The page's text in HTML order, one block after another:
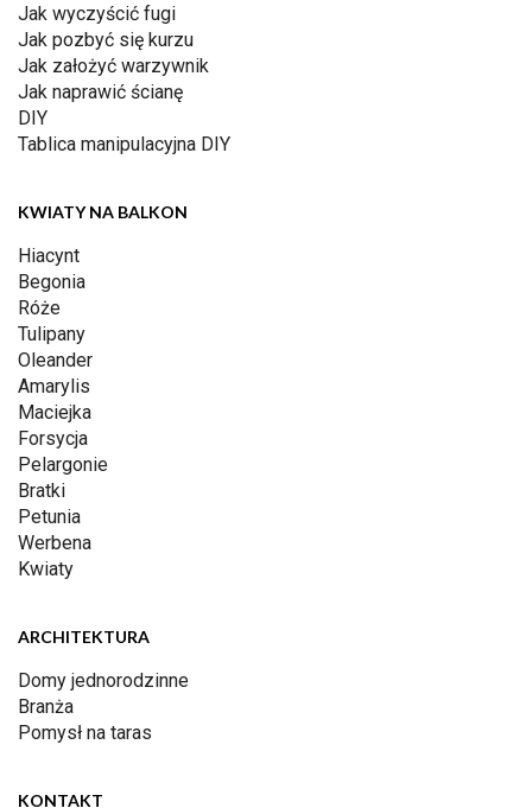
Jak wyczyścić fugi
Jak pozbyć się kurzu
Jak założyć warzywnik
Jak naprawić ścianę
DIY
Tablica manipulacyjna DIY
KWIATY NA BALKON
Hiacynt
Begonia
Róże
Tulipany
Oleander
Amarylis
Maciejka
Forsycja
Pelargonie
Bratki
Petunia
Werbena
Kwiaty
ARCHITEKTURA
Domy jednorodzinne
Branża
Pomysł na taras
KONTAKT